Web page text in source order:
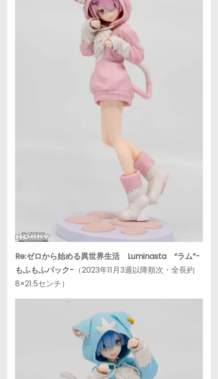
Re:ゼロから始める異世界生活 Luminasta “ラム”-
もふもふパック- （2023年11月3週以降順次・全長約
8×21.5センチ）